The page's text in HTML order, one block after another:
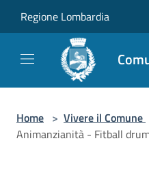
Regione Lombardia
Home > Vivere il Comune
Animanzianità - Fitball